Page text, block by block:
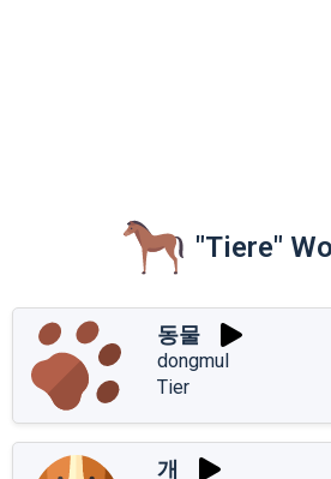
"Tiere"
동물
dongmul
Tier
개